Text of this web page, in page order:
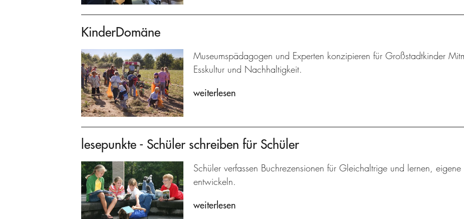
KinderDomäne
Museumspädagogen und Experten konzipieren für Großstadtkinder
Esskultur und Nachhaltigkeit.
weiterlesen
lesepunkte - Schüler schreiben für Schüler
Schüler verfassen Buchrezensionen für Gleichaltrige und lernen,
entwickeln.
weiterlesen